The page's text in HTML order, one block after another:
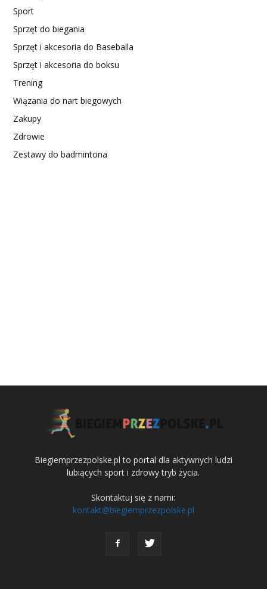
Sport
Sprzęt do biegania
Sprzęt i akcesoria do Baseballa
Sprzęt i akcesoria do boksu
Trening
Wiązania do nart biegowych
Zakupy
Zdrowie
Zestawy do badmintona
Biegiemprzezpolske.pl to portal dla aktywnych ludzi
lubiących sport i zdrowy tryb życia.
Skontaktuj się z nami:
kontakt@biegiemprzezpolske.pl